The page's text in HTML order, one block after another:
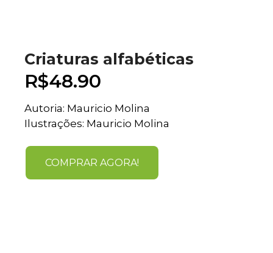
Criaturas alfabéticas
R$48.90
Autoria: Mauricio Molina
Ilustrações: Mauricio Molina
COMPRAR AGORA!